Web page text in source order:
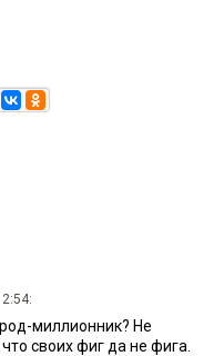
миллионник? Не
своих фиг да не фига.